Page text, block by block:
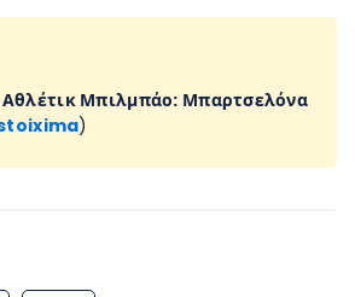
Μπιλμπάο: Μπαρτσελόνα
)